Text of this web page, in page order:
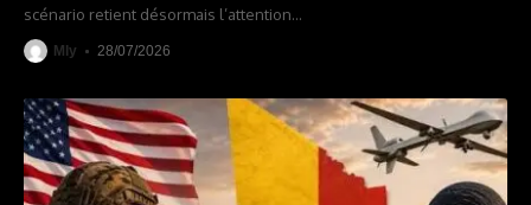
scénario retient désormais l’attention…
Mly 28/07/2026